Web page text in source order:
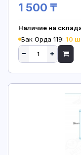
1 500 ₸
Наличие на
Бак Орда 119: 10